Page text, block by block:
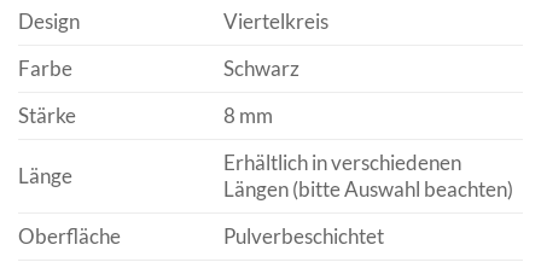
Design
Viertelkreis
Farbe
Schwarz
Stärke
8 mm
Länge
Erhältlich in verschiedenen
Längen (bitte Auswahl beachten)
Oberfläche
Pulverbeschichtet